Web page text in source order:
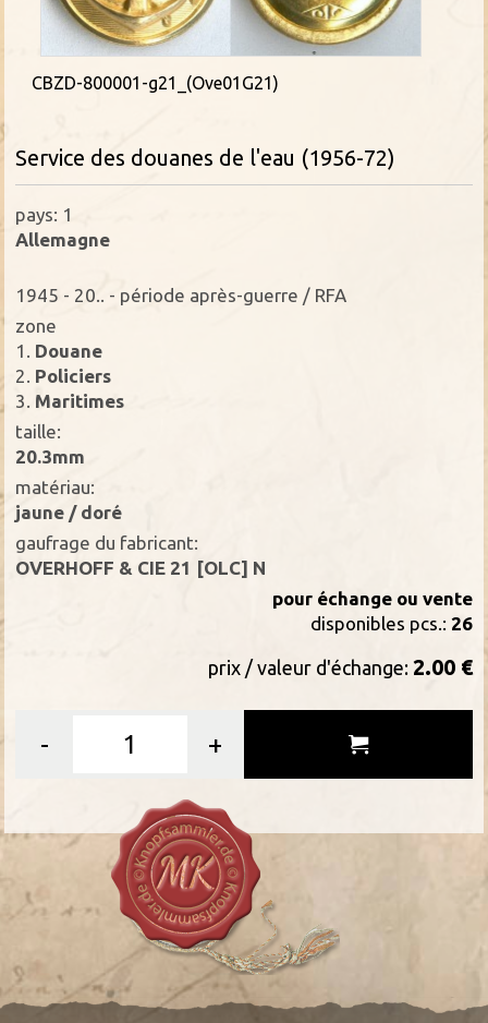
CBZD-800001-g21_(Ove01G21)
Service des douanes de l'eau (1956-72)
pays: 1
Allemagne
1945 - 20.. - période après-guerre / RFA
zone
1.
Douane
2. Policiers
3. Maritimes
taille:
20.3mm
matériau:
jaune / doré
gaufrage du fabricant:
OVERHOFF & CIE 21 [OLC] N
pour échange ou vente
disponibles pcs.: 26
prix / valeur d'échange: 2.00 €
- +